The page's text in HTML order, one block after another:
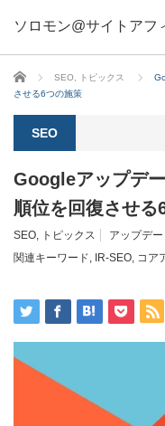
ソロモン@サイトアフ
ホーム SEO トピックス
させる6つの施策
SEO
Googleアップデ
順位を回復させる
SEO, トピックス アップデー
関連キーワード, IR-SEO, コア